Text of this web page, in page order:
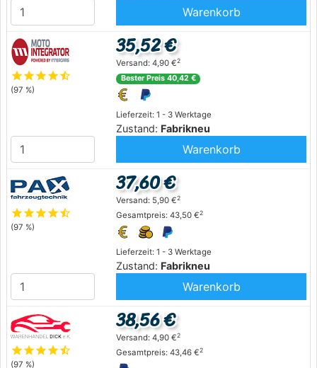
Warenkorb
starstarstarstarstar_half
(97 %)
Lieferzeit: 1 - 3 Werktage
Zustand: Fabrikneu
35,52 €
Versand: 4,90 €2
Bester Preis 40,42 €
Warenkorb
starstarstarstarstar_half
(97 %)
Lieferzeit: 1 - 3 Werktage
Zustand: Fabrikneu
37,60 €
Versand: 5,90 €2
Gesamtpreis: 43,50 €2
Warenkorb
starstarstarstarstar_half
(97 %)
38,56 €
Versand: 4,90 €2
Gesamtpreis: 43,46 €2